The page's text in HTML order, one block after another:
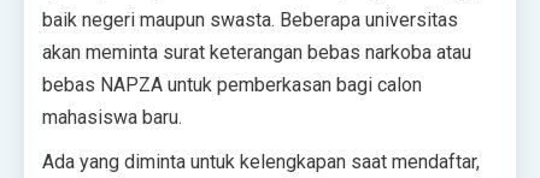
baik negeri maupun swasta. Beberapa universitas
akan meminta surat keterangan bebas narkoba atau
bebas NAPZA untuk pemberkasan bagi calon
mahasiswa baru.
Ada yang diminta untuk kelengkapan saat mendaftar,